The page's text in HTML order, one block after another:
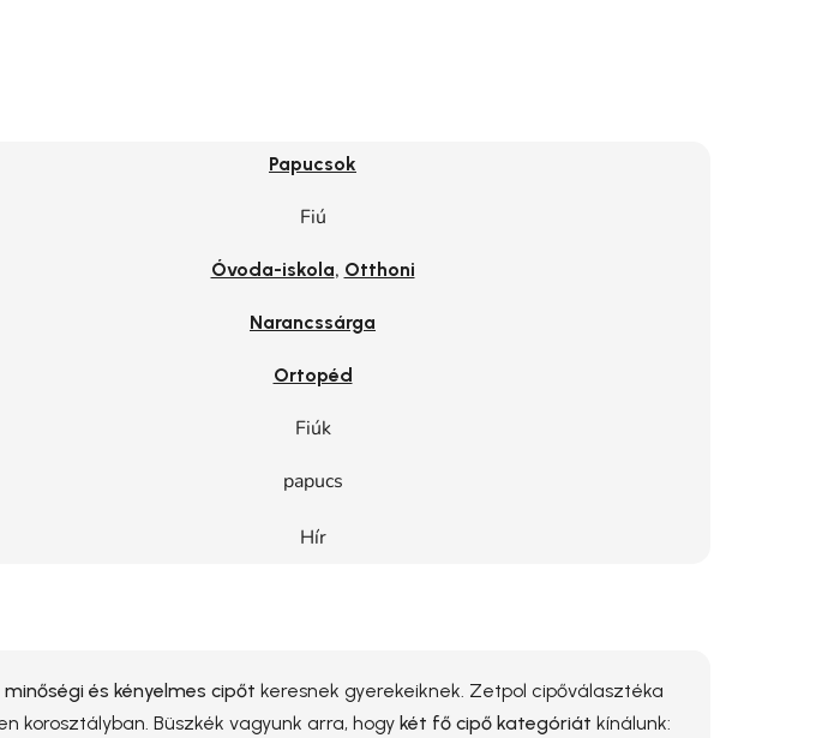
Papucsok
Fiú
Óvoda-iskola, Otthoni
Narancssárga
Ortopéd
Fiúk
papucs
Hír
minőségi és kényelmes cipőt keresnek gyerekeiknek. Zetpol cipőválasztéka
korosztályban. Büszkék vagyunk arra, hogy két fő cipő kategóriát kínálunk: